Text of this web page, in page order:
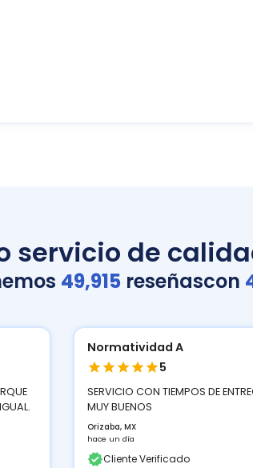
servicio de
49,915reseñascon
Normatividad A
5
SERVICIO CON TIEMPOS DE
MUY BUENOS
Orizaba, MX
hace un día
Cliente Verificado